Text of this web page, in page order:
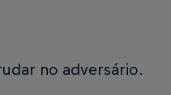
no adversário.